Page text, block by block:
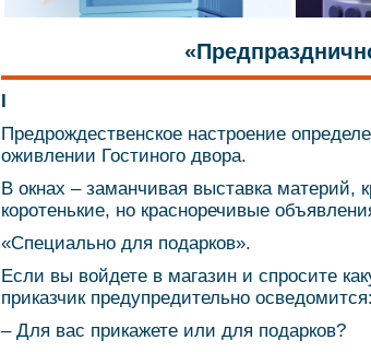
I
Предрождественское настроение
оживлении Гостиного двора.
В окнах – заманчивая выставка материй,
коротенькие, но красноречивые
«Специально для подарков».
Если вы войдете в магазин и спросите
приказчик предупредительно осведомится:
– Для вас прикажете или для подарков?